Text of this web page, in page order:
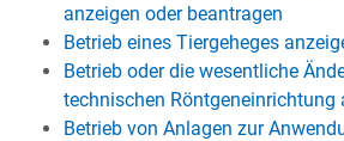
anzeigen oder beantragen
Betrieb eines Tiergeheges
Betrieb oder die wesentliche
technischen Röntgeneinrichtung
Betrieb von Anlagen zur